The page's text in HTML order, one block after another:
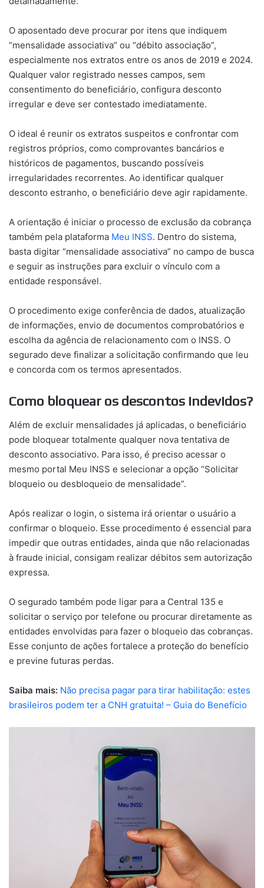
O aposentado deve procurar por itens que indiquem
“mensalidade associativa” ou “débito associação”,
especialmente nos extratos entre os anos de 2019 e 2024.
Qualquer valor registrado nesses campos, sem
consentimento do beneficiário, configura desconto
irregular e deve ser contestado imediatamente.
O ideal é reunir os extratos suspeitos e confrontar com
registros próprios, como comprovantes bancários e
históricos de pagamentos, buscando possíveis
irregularidades recorrentes. Ao identificar qualquer
desconto estranho, o beneficiário deve agir rapidamente.
A orientação é iniciar o processo de exclusão da cobrança
também pela plataforma Meu INSS. Dentro do sistema,
basta digitar “mensalidade associativa” no campo de busca
e seguir as instruções para excluir o vínculo com a
entidade responsável.
O procedimento exige conferência de dados, atualização
de informações, envio de documentos comprobatórios e
escolha da agência de relacionamento com o INSS. O
segurado deve finalizar a solicitação confirmando que leu
e concorda com os termos apresentados.
Como bloquear os descontos indevidos?
Além de excluir mensalidades já aplicadas, o beneficiário
pode bloquear totalmente qualquer nova tentativa de
desconto associativo. Para isso, é preciso acessar o
mesmo portal Meu INSS e selecionar a opção “Solicitar
bloqueio ou desbloqueio de mensalidade”.
Após realizar o login, o sistema irá orientar o usuário a
confirmar o bloqueio. Esse procedimento é essencial para
impedir que outras entidades, ainda que não relacionadas
à fraude inicial, consigam realizar débitos sem autorização
expressa.
O segurado também pode ligar para a Central 135 e
solicitar o serviço por telefone ou procurar diretamente as
entidades envolvidas para fazer o bloqueio das cobranças.
Esse conjunto de ações fortalece a proteção do benefício
e previne futuras perdas.
Saiba mais: Não precisa pagar para tirar habilitação: estes
brasileiros podem ter a CNH gratuita! – Guia do Benefício